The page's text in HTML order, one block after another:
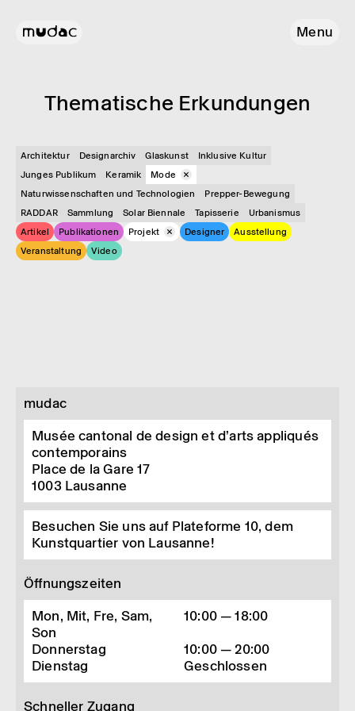
Menu
Thema­ti­sche Erkun­dun­gen
Architektur Designarchiv Glas­kunst
Inklusive Kultur
Junges Publikum
Keramik
Mode
Naturwissenschaften und Technologien
Prepper-Bewegung
RADDAR
Sammlung Solar Biennale Tapisserie
Urbanismus
Artikel
Publikationen Projekt Designer
Ausstellung
Veranstaltung
Video
mudac
Musée cantonal de design et d’arts appliqués
contemporains
Place de la Gare 17
1003 Lausanne
Besuchen Sie uns auf Plateforme 10, dem
Kunstquartier von Lausanne!
Öffnungszeiten
Mon, Mit, Fre, Sam,
Son
10:00 — 18:00
Donnerstag
10:00 — 20:00
Dienstag
Geschlossen
Schneller Zugang